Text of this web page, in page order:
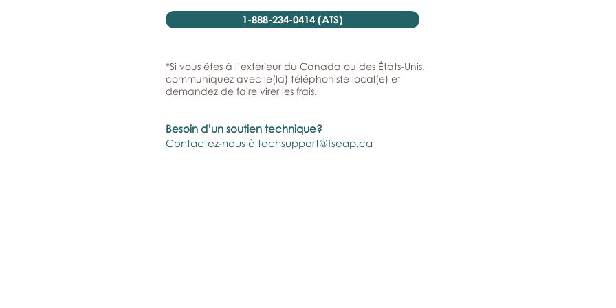
1-888-234-0414 (ATS)
*Si vous êtes à l’extérieur du Canada ou des États-Unis,
communiquez avec le(la) téléphoniste local(e) et
demandez de faire virer les frais.
Besoin d’un soutien technique?
Contactez-nous à techsupport@fseap.ca